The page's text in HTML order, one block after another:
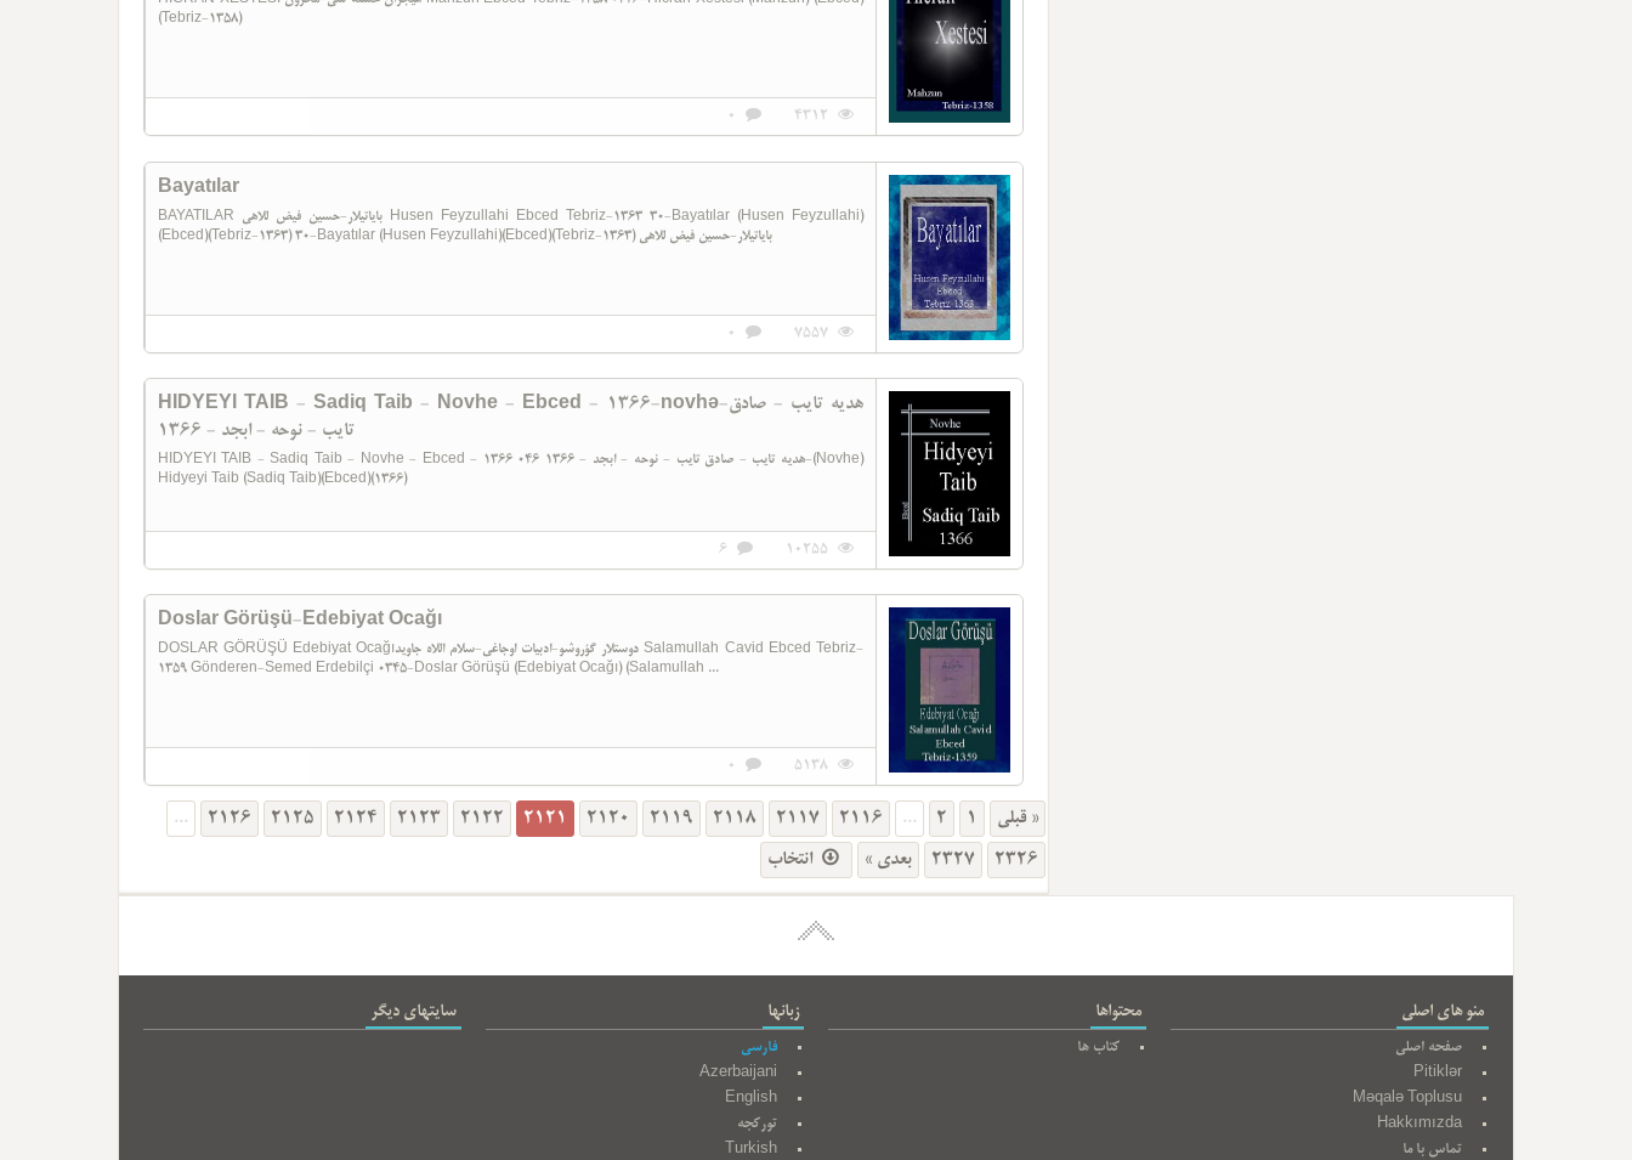
(Tebriz-1358)
4312
0
Bayatılar
BAYATILAR بایاتیلار-حسین فیض للاهی Husen Feyzullahi Ebced Tebriz-1363 30-Bayatılar (Husen Feyzullahi)
(Ebced)(Tebriz-1363) 30-Bayatılar (Husen Feyzullahi)(Ebced)(Tebriz-1363) بایاتیلار-حسین فیض للاهی
7557
0
HIDYEYI TAIB - Sadiq Taib - Novhe - Ebced - 1366-novhə-هدیه تایب - صادق
تایب - نوحه - ابجد - 1366
HIDYEYI TAIB - Sadiq Taib - Novhe - Ebced - 1366 هدیه تایب - صادق تایب - نوحه - ابجد - 1366 046-(Novhe)
Hidyeyi Taib (Sadiq Taib)(Ebced)(1366)
10255
6
Doslar Görüşü-Edebiyat Ocağı
DOSLAR GÖRÜŞÜ Edebiyat Ocağıدوستلار گؤروشو-ادبیات اوجاغی-سلام اللاه جاوید Salamullah Cavid Ebced Tebriz-
1359 Gönderen-Semed Erdebilçi 0345-Doslar Görüşü (Edebiyat Ocağı) (Salamullah ...
5138
0
« قبلی 1
2
...
2116
2117
2118
2119
2120
2121
2122
2123
2124
2125
2126
...
2326
2327 بعدی » انتخاب
سایتهای دیگر زبانها
فارسی
Azerbaijani
English
تورکجه
Turkish
محتواها
کتاب ها
منو های اصلی
صفحه اصلی
Pitiklər
Məqalə Toplusu
Hakkımızda
تماس با ما